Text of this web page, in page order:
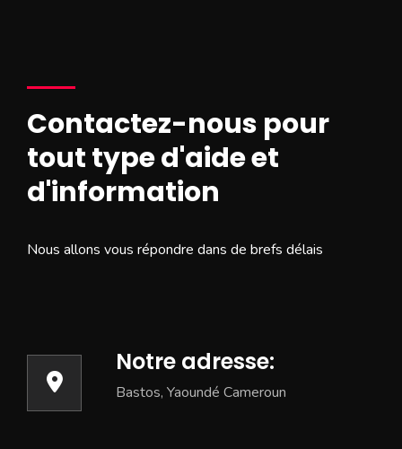
Contactez-nous pour
tout type d'aide et
d'information
Nous allons vous répondre dans de brefs délais
Notre adresse:
Bastos, Yaoundé Cameroun